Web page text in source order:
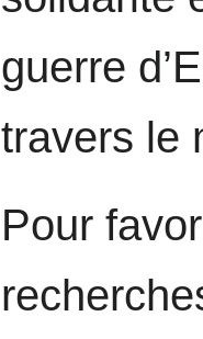
guerre
travers le
Pour